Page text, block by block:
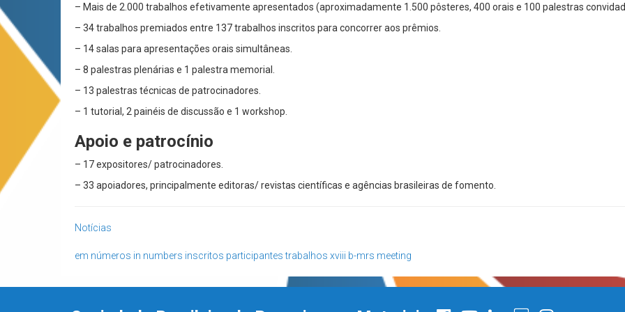
– Mais de 2.000 trabalhos efetivamente apresentados (aproximadamente 1.500 pôsteres, 400 orais e 100 palestras
– 34 trabalhos premiados entre 137 trabalhos inscritos para concorrer aos prêmios.
– 14 salas para apresentações orais simultâneas.
– 8 palestras plenárias e 1 palestra memorial.
– 13 palestras técnicas de patrocinadores.
– 1 tutorial, 2 painéis de discussão e 1 workshop.
Apoio e patrocínio
– 17 expositores/ patrocinadores.
– 33 apoiadores, principalmente editoras/ revistas científicas e agências brasileiras de fomento.
Notícias
em números in numbers inscritos participantes trabalhos xviii b-mrs meeting